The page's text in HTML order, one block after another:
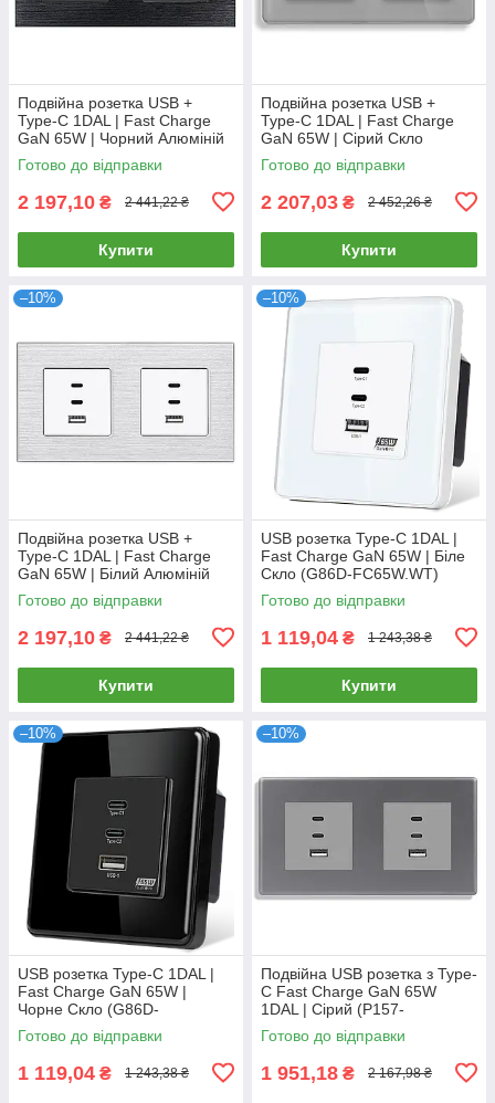
Подвійна розетка USB +
Type-C 1DAL | Fast Charge
GaN 65W | Чорний Алюміній
(A157-FC65WX2.BL)
Готово до відправки
2 197,10 ₴ 2 441,22 ₴
Купити
Подвійна розетка USB +
Type-C 1DAL | Fast Charge
GaN 65W | Сірий Скло
(G157D-FC65WX2.GR)
Готово до відправки
2 207,03 ₴ 2 452,26 ₴
Купити
–10%
Подвійна розетка USB +
Type-C 1DAL | Fast Charge
GaN 65W | Білий Алюміній
(A157-FC65WX2.WT)
Готово до відправки
2 197,10 ₴ 2 441,22 ₴
Купити
–10%
USB розетка Type-C 1DAL |
Fast Charge GaN 65W | Біле
Скло (G86D-FC65W.WT)
Готово до відправки
1 119,04 ₴ 1 243,38 ₴
Купити
–10%
USB розетка Type-C 1DAL |
Fast Charge GaN 65W |
Чорне Скло (G86D-
FC65W.WT)
Готово до відправки
1 119,04 ₴ 1 243,38 ₴
–10%
Подвійна USB розетка з Type-
C Fast Charge GaN 65W
1DAL | Сірий (P157-
FC65WX2.GR)
Готово до відправки
1 951,18 ₴ 2 167,98 ₴